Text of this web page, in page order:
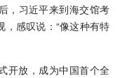
，习近平来到海交馆考
感叹说：“像这种有特
开放，成为中国首个全